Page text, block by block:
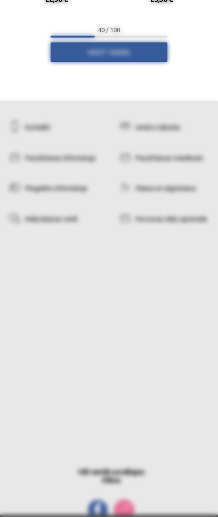
40 / 108
Kontakti Izmēru tabulas
Pasūtīšanas informācija Pasūtīšanas noteikumi
Piegādes informācija Maiņa un atgriešana
Maksāšanas veidi Personas datu apstrāde
Vēl vairāk sociālajos
tīklos